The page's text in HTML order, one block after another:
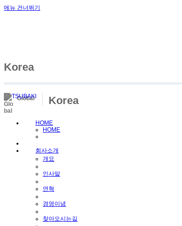
메뉴 건너뛰기
Korea
Global Korea
HOME
HOME
회사소개
개요
인사말
연혁
경영이념
찾아오시는길